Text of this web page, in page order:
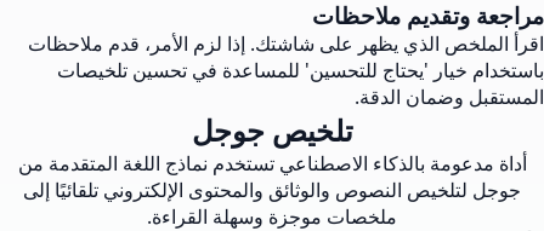
مراجعة وتقديم ملاحظات
اقرأ الملخص الذي يظهر على شاشتك. إذا لزم الأمر، قدم ملاحظات
باستخدام خيار 'يحتاج للتحسين' للمساعدة في تحسين تلخيصات
المستقبل وضمان الدقة.
تلخيص جوجل
أداة مدعومة بالذكاء الاصطناعي تستخدم نماذج اللغة المتقدمة من
جوجل لتلخيص النصوص والوثائق والمحتوى الإلكتروني تلقائيًا إلى
ملخصات موجزة وسهلة القراءة.